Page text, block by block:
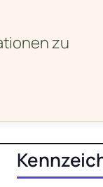
zu